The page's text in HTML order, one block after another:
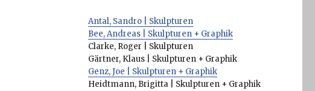
‎Antal, Sandro | Skulpturen
Bee, Andreas | Skulpturen + Graphik
Clarke, Roger | Skulpturen
Gärtner, Klaus | Skulpturen + Graphik
Genz, Joe | Skulpturen + Graphik
Heidtmann, Brigitta | Skulpturen + Graphik